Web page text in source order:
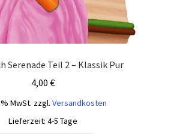
Serenade Teil 2 – Klassik Pur
4,00 €
MwSt. zzgl. Versandkosten
Lieferzeit: 4-5 Tage